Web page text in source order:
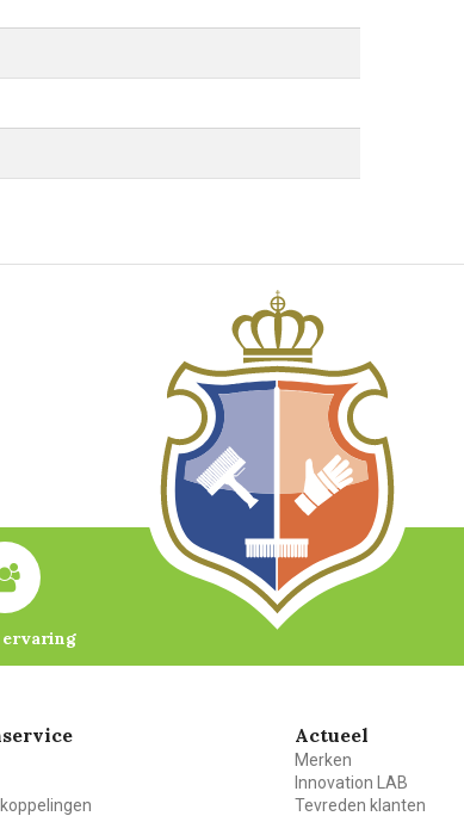
ervaring
Actueel
Merken
Innovation LAB
Tevreden klanten